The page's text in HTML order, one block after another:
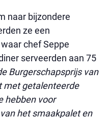
naar bijzondere
ze een
chef Seppe
serveerden aan 75
Burgerschapsprijs van
met getalenteerde
hebben voor
het smaakpalet en